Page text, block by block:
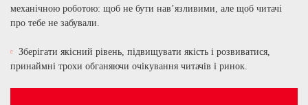
механічною роботою: щоб не бути нав’язливими, але щоб читачі
про тебе не забували.
Зберігати якісний рівень, підвищувати якість і розвиватися,
принаймні трохи обганяючи очікування читачів і ринок.